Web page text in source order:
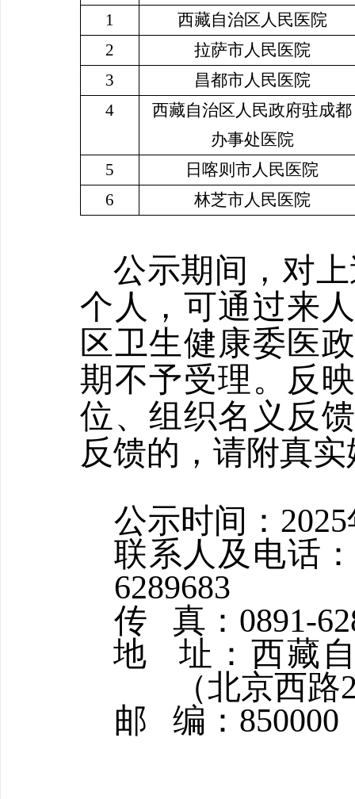
1
西藏自治区人民医院
2
拉萨市人民医院
3
昌都市人民医院
4
西藏自治区人民政府驻成都
办事处医院
5
日喀则市人民医院
6
林芝市人民医院
公示期间，对
个人，可通过来
区卫生健康委医
期不予受理。反
位、组织名义反
反馈的，请附真
公示时间：
联系人及电话
6289683
传
真： 0891-
地
址：西藏
（北京西路
邮
编： 850000